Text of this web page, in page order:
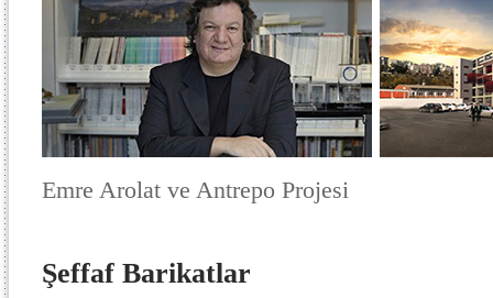
Emre Arolat ve Antrepo Projesi
Şeffaf Barikatlar